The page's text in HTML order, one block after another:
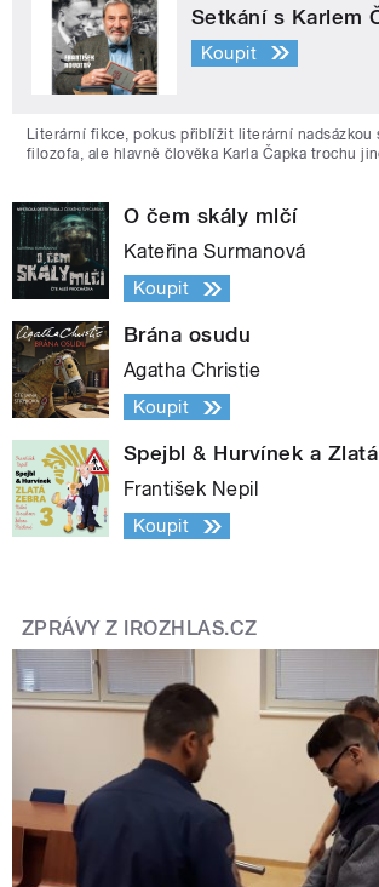
Setkání s Karlem
Koupit
Literární fikce, pokus přiblížit literární nadsázkou
filozofa, ale hlavně člověka Karla Čapka trochu
O čem skály mlčí
Kateřina Surmanová
Koupit
Brána osudu
Agatha Christie
Koupit
Spejbl & Hurvínek a
František Nepil
Koupit
ZPRÁVY Z IROZHLAS.CZ